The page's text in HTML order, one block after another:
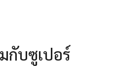
กับซูเปอร์